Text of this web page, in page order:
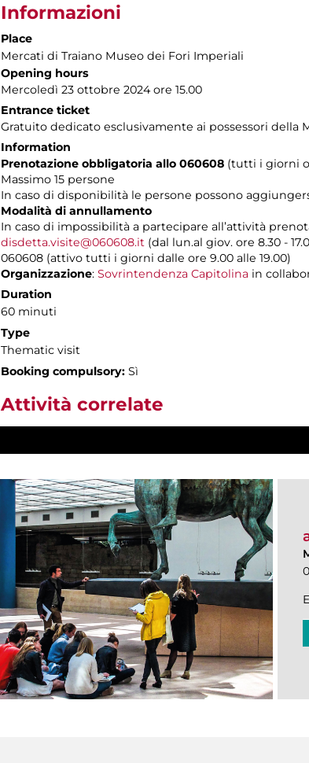
Informazioni
Place
Mercati di Traiano Museo dei Fori Imperiali
Opening hours
Mercoledì 23 ottobre 2024 ore 15.00
Entrance ticket
Gratuito dedicato esclusivamente ai possessori della
Information
Prenotazione obbligatoria allo 060608 (tutti i giorni
Massimo 15 persone
In caso di disponibilità le persone possono
Modalità di annullamento
In caso di impossibilità a partecipare all’attività
disdetta.visite@060608.it (dal lun.al giov. ore 8.30 -
060608 (attivo tutti i giorni dalle ore 9.00 alle 19.00)
Organizzazione: Sovrintendenza Capitolina in
Duration
60 minuti
Type
Thematic visit
Booking compulsory: Sì
Attività correlate